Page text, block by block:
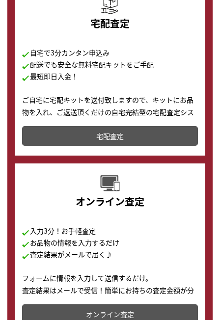
宅配査定
自宅で3分カンタン申込み
配送でも安全な無料宅配キットをご手配
最短即日入金！
ご自宅に宅配キットを送付致しますので、キットにお品
物を入れ、ご返送頂くだけの自宅完結型の宅配査定シス
テムです。
配送でも簡単&安全に査定・買取に出すことが可能で
す。
宅配査定
オンライン査定
入力3分！お手軽査定
お品物の情報を入力するだけ
査定結果がメールで届く♪
フォームに情報を入力して送信するだけ。
査定結果はメールで受信！簡単にお持ちの査定金額が分
かります。
オンライン査定